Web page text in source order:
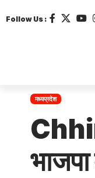
Follow Us :
मध्यप्रदेश